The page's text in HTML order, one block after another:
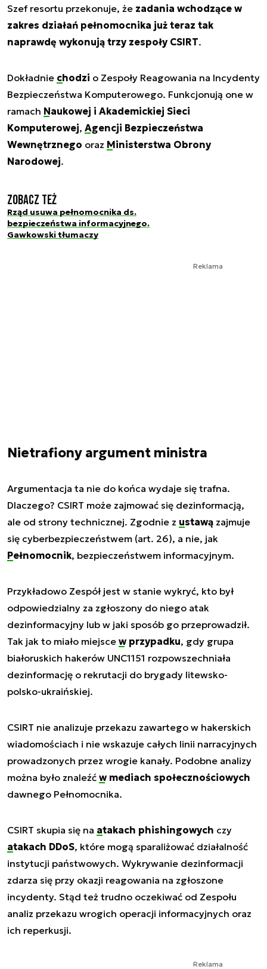
Szef resortu przekonuje, że zadania wchodzące w
zakres działań pełnomocnika już teraz tak
naprawdę wykonują trzy zespoły CSIRT.
Dokładnie chodzi o Zespoły Reagowania na Incydenty
Bezpieczeństwa Komputerowego. Funkcjonują one w
ramach Naukowej i Akademickiej Sieci
Komputerowej, Agencji Bezpieczeństwa
Wewnętrznego oraz Ministerstwa Obrony
Narodowej.
Zobacz też
Rząd usuwa pełnomocnika ds.
bezpieczeństwa informacyjnego.
Gawkowski tłumaczy
Reklama
Nietrafiony argument ministra
Argumentacja ta nie do końca wydaje się trafna.
Dlaczego? CSIRT może zajmować się dezinformacją,
ale od strony technicznej. Zgodnie z ustawą zajmuje
się cyberbezpieczeństwem (art. 26), a nie, jak
Pełnomocnik, bezpieczeństwem informacyjnym.
Przykładowo Zespół jest w stanie wykryć, kto był
odpowiedzialny za zgłoszony do niego atak
dezinformacyjny lub w jaki sposób go przeprowadził.
Tak jak to miało miejsce w przypadku, gdy grupa
białoruskich hakerów UNC1151 rozpowszechniała
dezinformację o rekrutacji do brygady litewsko-
polsko-ukraińskiej.
CSIRT nie analizuje przekazu zawartego w hakerskich
wiadomościach i nie wskazuje całych linii narracyjnych
prowadzonych przez wrogie kanały. Podobne analizy
można było znaleźć w mediach społecznościowych
dawnego Pełnomocnika.
CSIRT skupia się na atakach phishingowych czy
atakach DDoS, które mogą sparaliżować działalność
instytucji państwowych. Wykrywanie dezinformacji
zdarza się przy okazji reagowania na zgłoszone
incydenty. Stąd też trudno oczekiwać od Zespołu
analiz przekazu wrogich operacji informacyjnych oraz
ich reperkusji.
Reklama